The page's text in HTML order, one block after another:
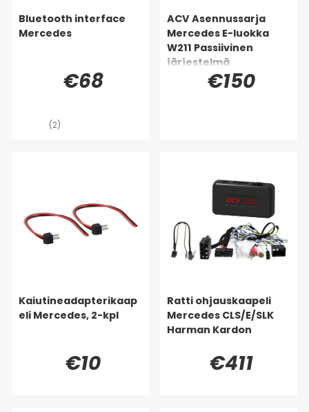
Bluetooth interface
Mercedes
€68
(2)
ACV Asennussarja
Mercedes E-luokka
W211 Passiivinen
järjestelmä
€150
Kaiutineadapterikaap
eli Mercedes, 2-kpl
€10
Ratti ohjauskaapeli
Mercedes CLS/E/SLK
Harman Kardon
€411